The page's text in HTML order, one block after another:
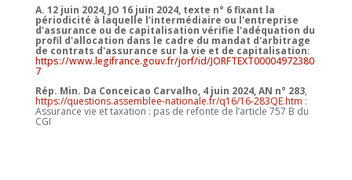
A. 12 juin 2024, JO 16 juin 2024, texte n° 6fixant la
périodicité à laquelle l'intermédiaire ou l'entreprise
d'assurance ou de capitalisation vérifie l'adéquation du
profil d'allocation dans le cadre du mandat d'arbitrage
de contrats d'assurance sur la vie et de capitalisation:
https://www.legifrance.gouv.fr/jorf/id/JORFTEXT00004972380
7
Rép. Min. Da Conceicao Carvalho, 4 juin 2024, AN n° 283,
https://questions.assemblee-nationale.fr/q16/16-283QE.htm :
Assurance vie et taxation : pas de refonte de l’article 757 B du
CGI